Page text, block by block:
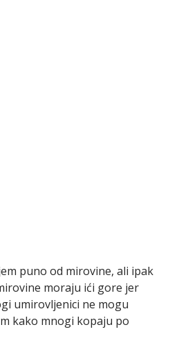
puno od mirovine, ali ipak
moraju ići gore jer
umirovljenici ne mogu
kako mnogi kopaju po